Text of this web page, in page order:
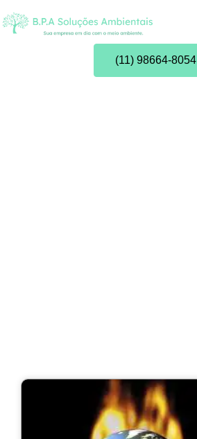
(11) 98664-8054